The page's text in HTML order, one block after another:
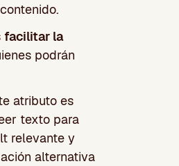
facilitar la
podrán
atributo es
texto para
relevante y
alternativa